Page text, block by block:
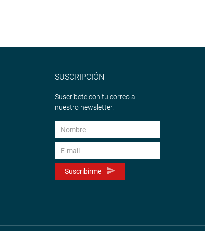
SUSCRIPCIÓN
Suscríbete con tu correo a
nuestro newsletter.
Suscribirme